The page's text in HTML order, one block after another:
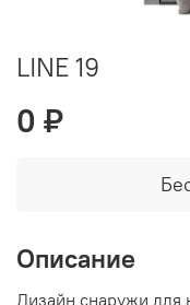
LINE 19
0 ₽
Описание
Дизайн снаружи